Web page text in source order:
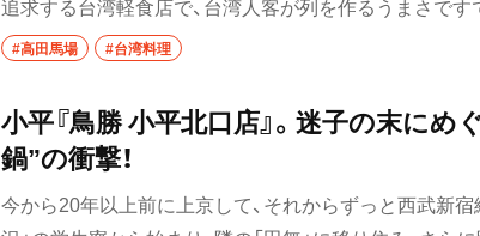
追求する台湾軽食店で、台湾人客が列を作るうまさで
の明治通りの交差点近くに2号店も開店、勢いに乗って
店だ。「台湾の良き場所」と「台所」を重ねた造語で、『合
ングのセンスからしてニヤリである。
#高田馬場 #台湾料理
小平『鳥勝 小平北口店』。迷子の末にめ
鍋”の衝撃！
今から20年以上前に上京して、それからずっと西武新宿